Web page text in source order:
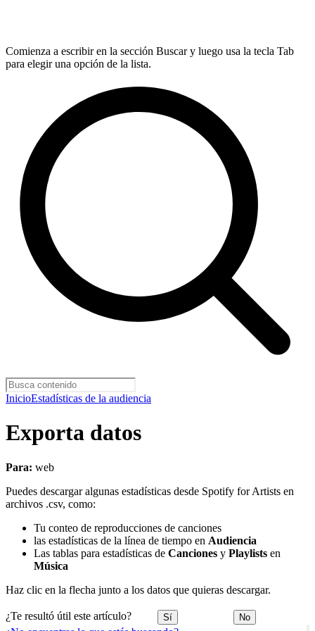
Comienza a escribir en la sección Buscar y luego usa la tecla Tab
para elegir una opción de la lista.
InicioEstadísticas de la audiencia
Exporta datos
Para: web
Puedes descargar algunas estadísticas desde Spotify for Artists en
archivos .csv, como:
Tu conteo de reproducciones de canciones
las estadísticas de la línea de tiempo en Audiencia
Las tablas para estadísticas de Canciones y Playlists en
Música
Haz clic en la flecha junto a los datos que quieras descargar.
¿Te resultó útil este artículo? Sí No